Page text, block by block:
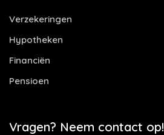
Verzekeringen
Hypotheken
Financiën
Pensioen
Vragen? Neem contact op!